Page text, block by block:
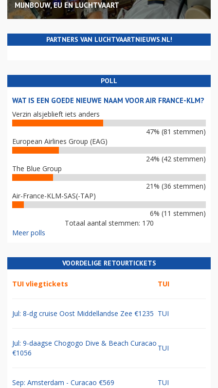
MIJNBOUW, EU EN LUCHTVAART
PARTNERS VAN LUCHTVAARTNIEUWS.NL!
POLL
WAT IS EEN GOEDE NIEUWE NAAM VOOR AIR FRANCE-KLM?
Verzin alsjeblieft iets anders
47% (81 stemmen)
European Airlines Group (EAG)
24% (42 stemmen)
The Blue Group
21% (36 stemmen)
Air-France-KLM-SAS(-TAP)
6% (11 stemmen)
Totaal aantal stemmen: 170
Meer polls
VOORDELIGE RETOURTICKETS
TUI vliegtickets TUI
Jul: 8-dg cruise Oost Middellandse Zee €1235 TUI
Jul: 9-daagse Chogogo Dive & Beach Curacao
€1056
TUI
Sep: Amsterdam - Curacao €569 TUI